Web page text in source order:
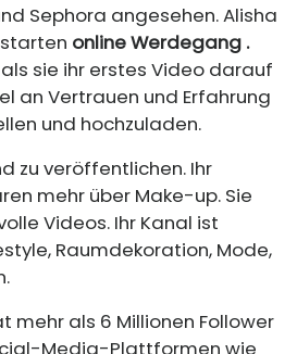
Sephora angesehen. Alisha
onlineWerdegang .
sie ihr erstes Video darauf
an Vertrauen und Erfahrung
und hochzuladen.
zu veröffentlichen. Ihr
mehr über Make-up. Sie
Videos. Ihr Kanal ist
Raumdekoration, Mode,
mehr als 6 Millionen Follower
Media-Plattformen wie